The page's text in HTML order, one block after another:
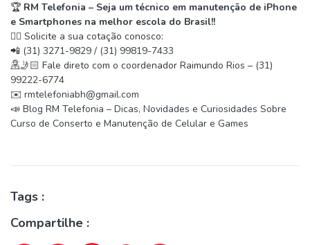
🏆 RM Telefonia – Seja um técnico em manutenção de iPhone
e Smartphones na melhor escola do Brasil!!
✍🏻 Solicite a sua cotação conosco:
📲 (31) 3271-9829 / (31) 99819-7433
🤳🏻 Fale direto com o coordenador Raimundo Rios – (31)
99222-6774
✉️ rmtelefoniabh@gmail.com
📣 Blog RM Telefonia – Dicas, Novidades e Curiosidades Sobre
Curso de Conserto e Manutenção de Celular e Games
Tags :
Compartilhe :